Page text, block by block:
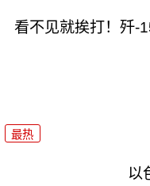
看不见就挨打！歼-
最热
以